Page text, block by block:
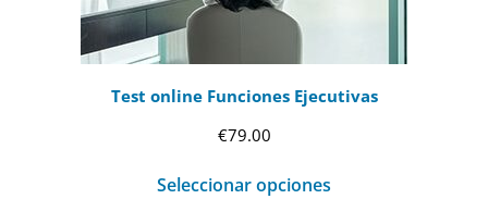
Test online Funciones Ejecutivas
€79.00
Seleccionar opciones